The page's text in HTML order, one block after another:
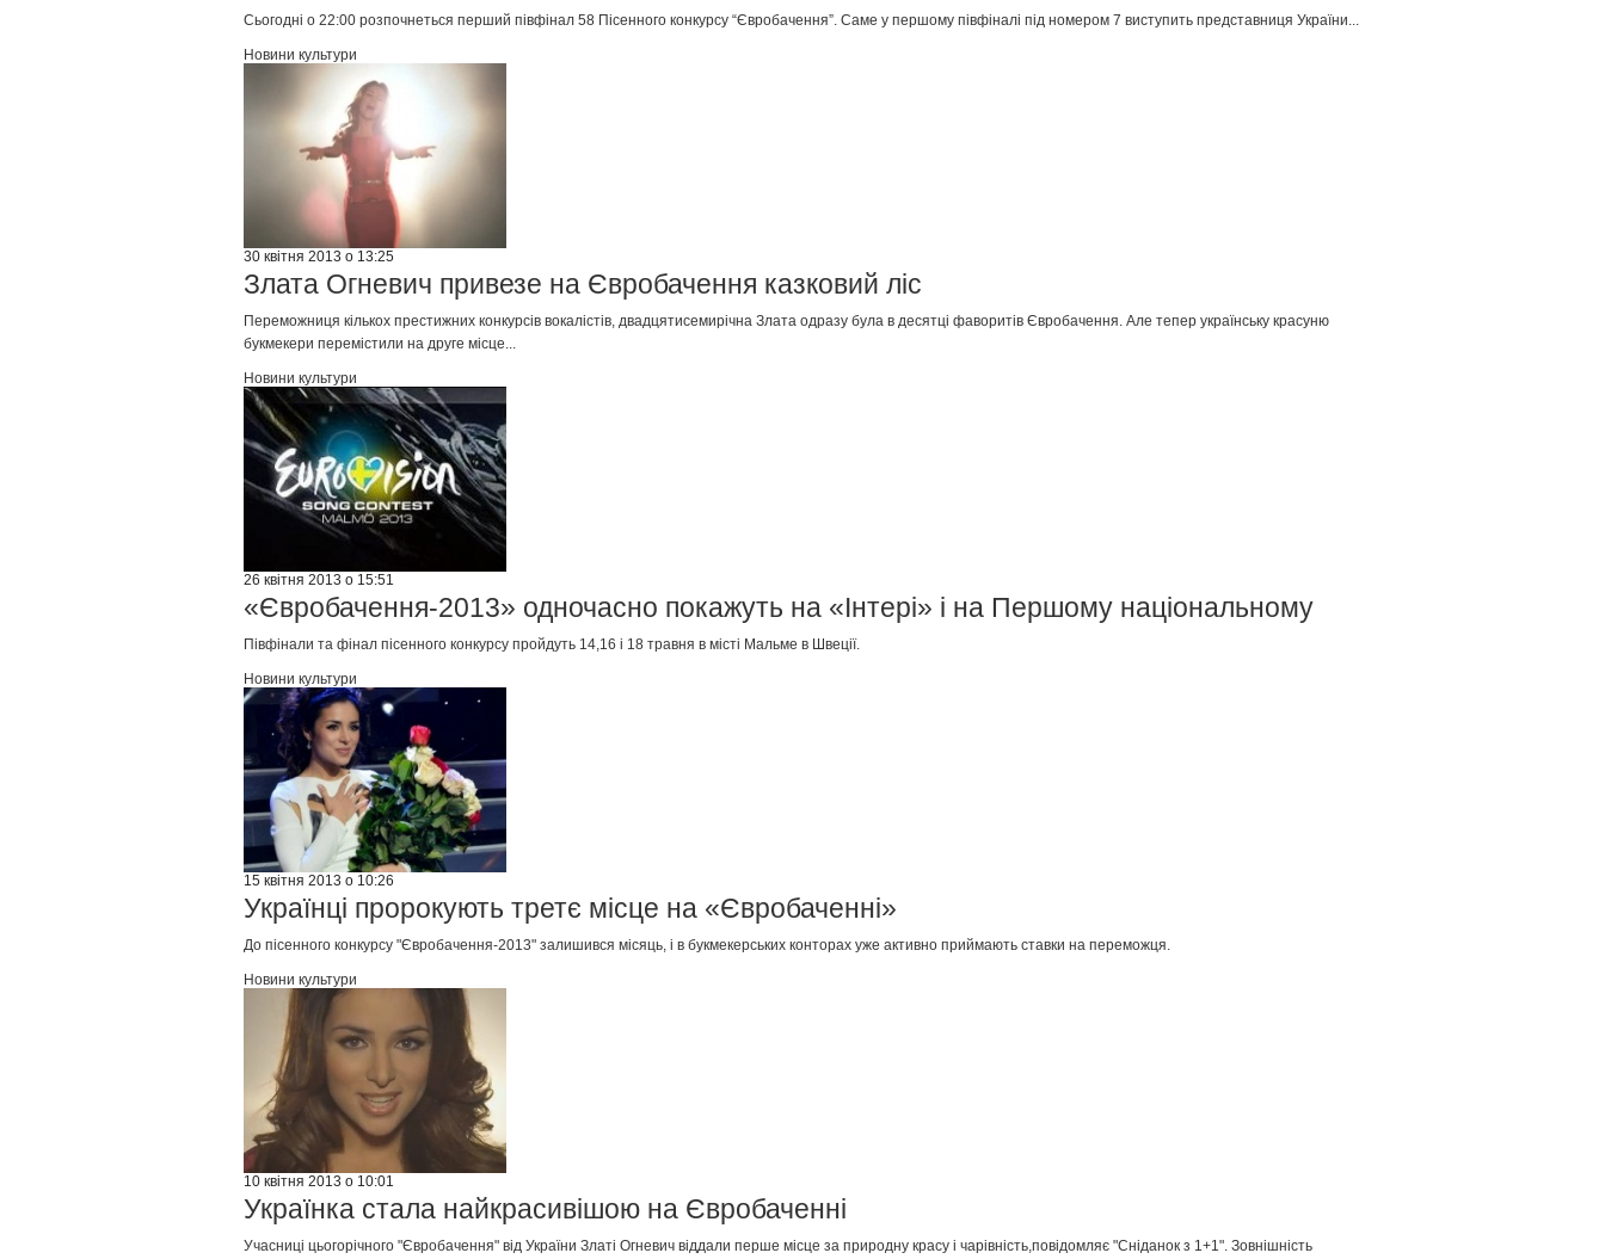
Сьогодні о 22:00 розпочнеться перший півфінал 58 Пісенного конкурсу “Євробачення”. Саме у першому півфіналі під номером 7 виступить представниця України...
Новини культури
30 квітня 2013 о 13:25
Злата Огневич привезе на Євробачення казковий ліс
Переможниця кількох престижних конкурсів вокалістів, двадцятисемирічна Злата одразу була в десятці фаворитів Євробачення. Але тепер українську красуню
букмекери перемістили на друге місце...
Новини культури
26 квітня 2013 о 15:51
«Євробачення-2013» одночасно покажуть на «Інтері» і на Першому національному
Півфінали та фінал пісенного конкурсу пройдуть 14,16 і 18 травня в місті Мальме в Швеції.
Новини культури
15 квітня 2013 о 10:26
Українці пророкують третє місце на «Євробаченні»
До пісенного конкурсу "Євробачення-2013" залишився місяць, і в букмекерських конторах уже активно приймають ставки на переможця.
Новини культури
10 квітня 2013 о 10:01
Українка стала найкрасивішою на Євробаченні
Учасниці цьогорічного "Євробачення" від України Златі Огневич віддали перше місце за природну красу і чарівність,повідомляє "Сніданок з 1+1". Зовнішність